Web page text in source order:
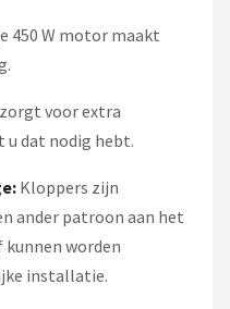
450 W motor maakt
voor extra
dat nodig hebt.
Kloppers zijn
ander patroon aan het
worden
installatie.